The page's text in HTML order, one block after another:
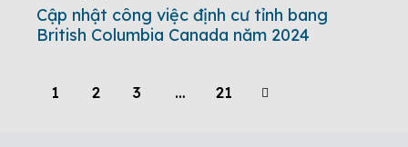
Cập nhật công việc định cư tỉnh bang
British Columbia Canada năm 2024
1 2 3 … 21
>